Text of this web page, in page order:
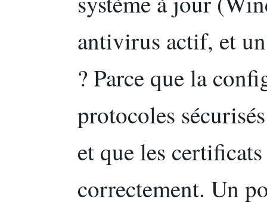
antivirus actif, et
? Parce que la
protocoles
et que les
correctement. Un